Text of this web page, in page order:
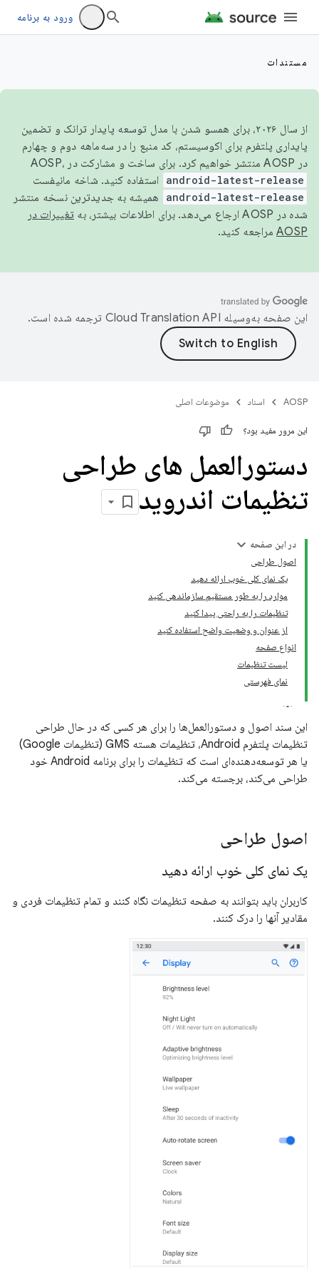
ورود به برنامه
مستندات
از سال ۲۰۲۶، برای همسو شدن با مدل توسعه پایدار ترانک و تضمین
پایداری پلتفرم برای اکوسیستم، کد منبع را در سه‌ماهه دوم و چهارم
در AOSP منتشر خواهیم کرد. برای ساخت و مشارکت در AOSP،
android-latest-release استفاده کنید. شاخه مانیفست
android-latest-release
همیشه به جدیدترین نسخه منتشر
شده در AOSP ارجاع می‌دهد. برای اطلاعات بیشتر، به
تغییرات در
AOSP مراجعه کنید.
این صفحه به‌وسیله ترجمه شده است.
AOSP اسناد موضوعات اصلی
این مرور مفید بود؟
دستورالعمل های طراحی
تنظیمات اندروید
در این صفحه
اصول طراحی
یک نمای کلی خوب ارائه دهید
موارد را به طور مستقیم سازماندهی کنید
تنظیمات را به راحتی پیدا کنید
از عنوان و وضعیت واضح استفاده کنید
انواع صفحه
لیست تنظیمات
نمای فهرستی
این سند اصول و دستورالعمل‌ها را برای هر کسی که در حال طراحی
تنظیمات پلتفرم Android، تنظیمات هسته GMS (تنظیمات Google)
یا هر توسعه‌دهنده‌ای است که تنظیمات را برای برنامه Android خود
طراحی می‌کند، برجسته می‌کند.
اصول طراحی
یک نمای کلی خوب ارائه دهید
کاربران باید بتوانند به صفحه تنظیمات نگاه کنند و تمام تنظیمات فردی و
مقادیر آنها را درک کنند.